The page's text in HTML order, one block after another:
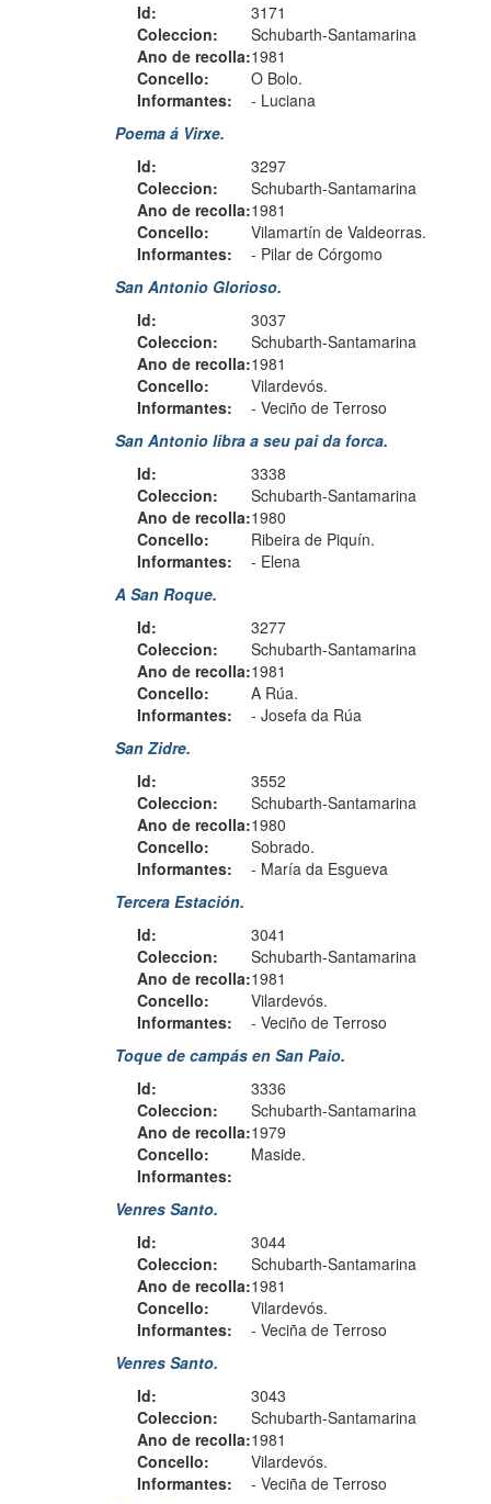
Id:
3171
Coleccion:
Schubarth-Santamarina
Ano de recolla:1981
Concello:
O Bolo.
Informantes:
- Luciana
Poema á Virxe.
Id:
3297
Coleccion:
Schubarth-Santamarina
Ano de recolla:1981
Concello:
Vilamartín de Valdeorras.
Informantes:
- Pilar de Córgomo
San Antonio Glorioso.
Id:
3037
Coleccion:
Schubarth-Santamarina
Ano de recolla:1981
Concello:
Vilardevós.
Informantes:
- Veciño de Terroso
San Antonio libra a seu pai da forca.
Id:
3338
Coleccion:
Schubarth-Santamarina
Ano de recolla:1980
Concello:
Ribeira de Piquín.
Informantes:
- Elena
A San Roque.
Id:
3277
Coleccion:
Schubarth-Santamarina
Ano de recolla:1981
Concello:
A Rúa.
Informantes:
- Josefa da Rúa
San Zidre.
Id:
3552
Coleccion:
Schubarth-Santamarina
Ano de recolla:1980
Concello:
Sobrado.
Informantes:
- María da Esgueva
Tercera Estación.
Id:
3041
Coleccion:
Schubarth-Santamarina
Ano de recolla:1981
Concello:
Vilardevós.
Informantes:
- Veciño de Terroso
Toque de campás en San Paio.
Id:
3336
Coleccion:
Schubarth-Santamarina
Ano de recolla:1979
Concello:
Maside.
Informantes:
Venres Santo.
Id:
3044
Coleccion:
Schubarth-Santamarina
Ano de recolla:1981
Concello:
Vilardevós.
Informantes:
- Veciña de Terroso
Venres Santo.
Id:
3043
Coleccion:
Schubarth-Santamarina
Ano de recolla:1981
Concello:
Vilardevós.
Informantes:
- Veciña de Terroso